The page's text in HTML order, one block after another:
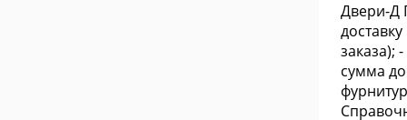
Двери-Д
заказа);
сумма